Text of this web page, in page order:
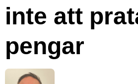
inte att
pengar